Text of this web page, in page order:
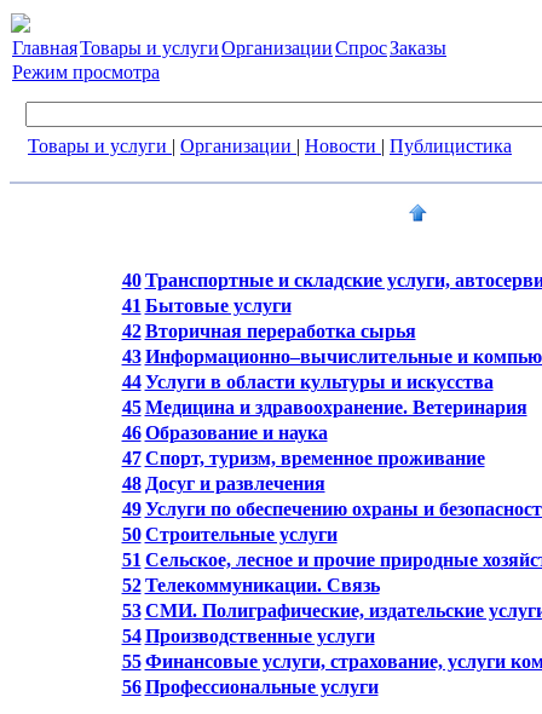
ГлавнаяТовары и услугиОрганизацииСпросЗаказы
Режим просмотра
Товары и услуги | Организации | Новости | Публицистика
40 Транспортные и складские услуги,
41 Бытовые услуги
42 Вторичная переработка сырья
43 Информационно–вычислительные и
44 Услуги в области культуры и искусства
45 Медицина и здравоохранение. Ветеринария
46 Образование и наука
47 Спорт, туризм, временное проживание
48 Досуг и развлечения
49 Услуги по обеспечению охраны и
50 Строительные услуги
51 Сельское, лесное и прочие природные
52 Телекоммуникации. Связь
53 СМИ. Полиграфические, издательские
54 Производственные услуги
55 Финансовые услуги, страхование, услуги
56 Профессиональные услуги